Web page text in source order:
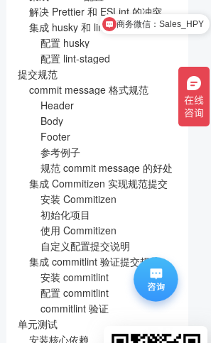
解决 Prettier 和 ESLint 的冲突
集成 husky 和 lint-staged
配置 husky
配置 lint-staged
提交规范
commit message 格式规范
Header
Body
Footer
参考例子
规范 commit message 的好处
集成 Commitizen 实现规范提交
安装 Commitizen
初始化项目
使用 Commitizen
自定义配置提交说明
集成 commitlint 验证提交规范
安装 commitlint
配置 commitlint
commitlint 验证
单元测试
安装核心依赖
商务微信：Sales_HPY